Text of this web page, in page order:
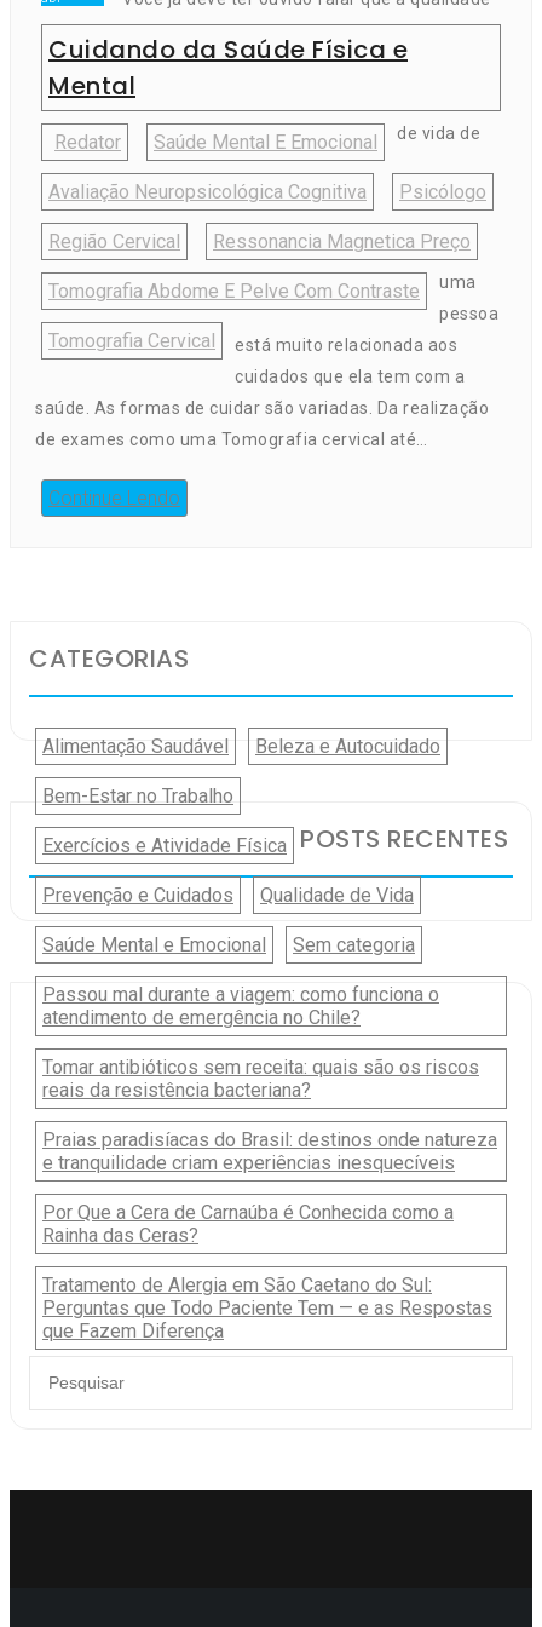
Cuidando da Saúde Física e
Mental
Redator Saúde Mental E Emocional
Avaliação Neuropsicológica Cognitiva Psicólogo
Região Cervical Ressonancia Magnetica Preço
Tomografia Abdome E Pelve Com Contraste
Tomografia Cervical
de vida de
uma
pessoa
está muito relacionada aos
cuidados que ela tem com a
saúde. As formas de cuidar são variadas. Da realização
de exames como uma Tomografia cervical até…
Continue Lendo
CATEGORIAS
Alimentação Saudável Beleza e Autocuidado
Bem-Estar no Trabalho
Exercícios e Atividade Física
Prevenção e Cuidados Qualidade de Vida
Saúde Mental e Emocional Sem categoria
POSTS RECENTES
Passou mal durante a viagem: como funciona o
atendimento de emergência no Chile?
Tomar antibióticos sem receita: quais são os riscos
reais da resistência bacteriana?
Praias paradisíacas do Brasil: destinos onde natureza
e tranquilidade criam experiências inesquecíveis
Por Que a Cera de Carnaúba é Conhecida como a
Rainha das Ceras?
Tratamento de Alergia em São Caetano do Sul:
Perguntas que Todo Paciente Tem — e as Respostas
que Fazem Diferença